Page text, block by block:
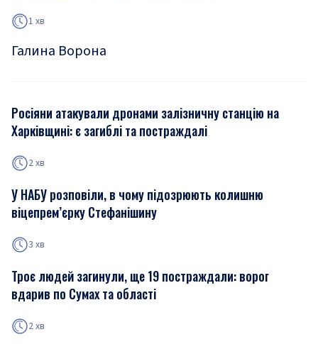
1 хв
Галина Ворона
Росіяни атакували дронами залізничну станцію на
Харківщині: є загиблі та постраждалі
2 хв
У НАБУ розповіли, в чому підозрюють колишню
віцепрем’єрку Стефанішину
3 хв
Троє людей загинули, ще 19 постраждали: ворог
вдарив по Сумах та області
2 хв